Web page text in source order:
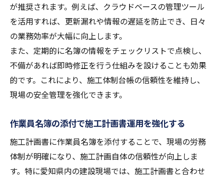
が推奨されます。例えば、クラウドベースの管理ツール
を活用すれば、更新漏れや情報の遅延を防止でき、日々
の業務効率が大幅に向上します。
また、定期的に名簿の情報をチェックリストで点検し、
不備があれば即時修正を行う仕組みを設けることも効果
的です。これにより、施工体制台帳の信頼性を維持し、
現場の安全管理を強化できます。
作業員名簿の添付で施工計画書運用を強化する
施工計画書に作業員名簿を添付することで、現場の労務
体制が明確になり、施工計画自体の信頼性が向上しま
す。特に愛知県内の建設現場では、施工計画書と合わせ